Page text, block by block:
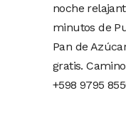
noche
minutos de
Pan de
gratis.
+598 9795